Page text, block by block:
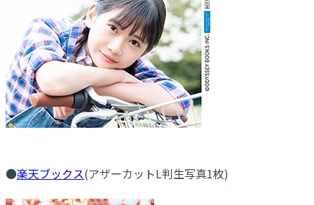
●楽天ブックス(アザーカットL判生写真1枚)